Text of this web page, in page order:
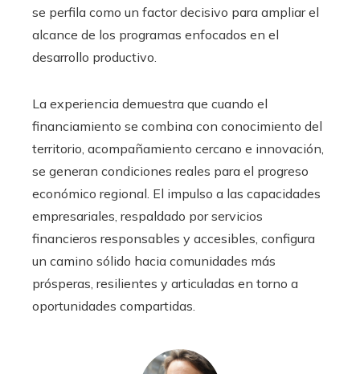
se perfila como un factor decisivo para ampliar el
alcance de los programas enfocados en el
desarrollo productivo.
La experiencia demuestra que cuando el
financiamiento se combina con conocimiento del
territorio, acompañamiento cercano e innovación,
se generan condiciones reales para el progreso
económico regional. El impulso a las capacidades
empresariales, respaldado por servicios
financieros responsables y accesibles, configura
un camino sólido hacia comunidades más
prósperas, resilientes y articuladas en torno a
oportunidades compartidas.